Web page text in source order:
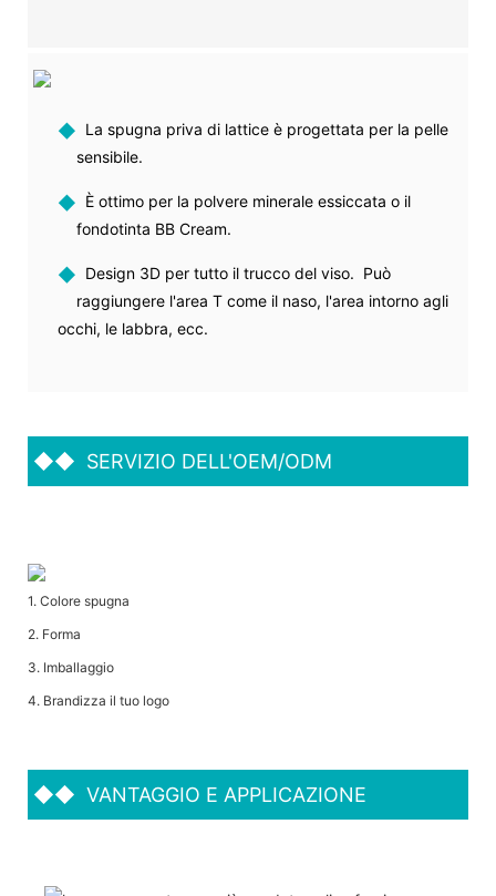
◆ La spugna priva di lattice è progettata per la pelle
sensibile.
◆ È ottimo per la polvere minerale essiccata o il
fondotinta BB Cream.
◆ Design 3D per tutto il trucco del viso. Può
raggiungere l'area T come il naso, l'area intorno agli
occhi, le labbra, ecc.
◆◆ SERVIZIO DELL'OEM/ODM
1. Colore spugna
2. Forma
3. Imballaggio
4. Brandizza il tuo logo
◆◆ VANTAGGIO E APPLICAZIONE